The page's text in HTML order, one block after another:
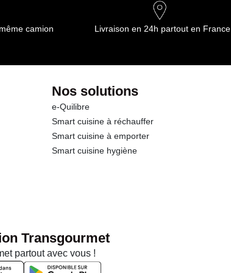
camion Livraison en 24h partout en France
Nos solutions
e-Quilibre
Smart cuisine à réchauffer
Smart cuisine à emporter
Smart cuisine hygiène
Transgourmet
partout avec vous !